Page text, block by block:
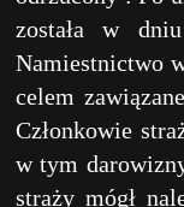
została w
Namiestnictwo
celem
Członkowie
w tym
straży mógł